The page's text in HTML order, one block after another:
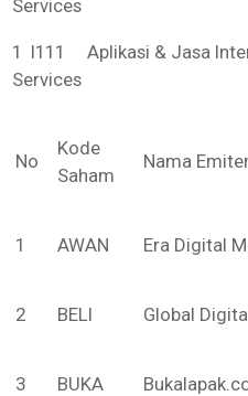
Services
1 I111 Aplikasi & Jasa
Services
No
Kode
Saham
Nama
1 AWAN Era Digital
2 BELI Global
3 BUKA